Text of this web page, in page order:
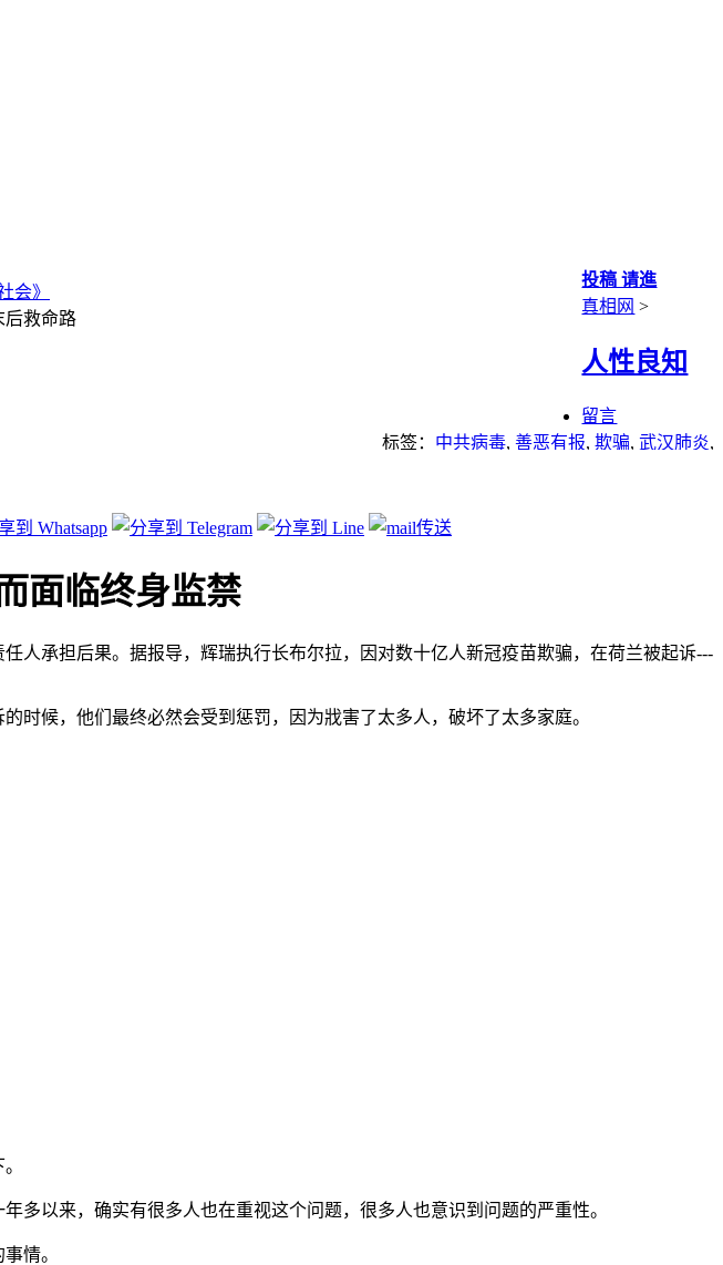
会》
后救命路
投稿 请進
真相网 >
人性良知
留言
标签： 中共病毒, 善恶有报, 欺骗, 武汉肺炎,
面临终身监禁
人承担后果。据报导，辉瑞执行长布尔拉，因对数十亿人新冠疫苗欺骗，在荷兰被起诉---
时候，他们最终必然会受到惩罚，因为戕害了太多人，破坏了太多家庭。
多以来，确实有很多人也在重视这个问题，很多人也意识到问题的严重性。
情。